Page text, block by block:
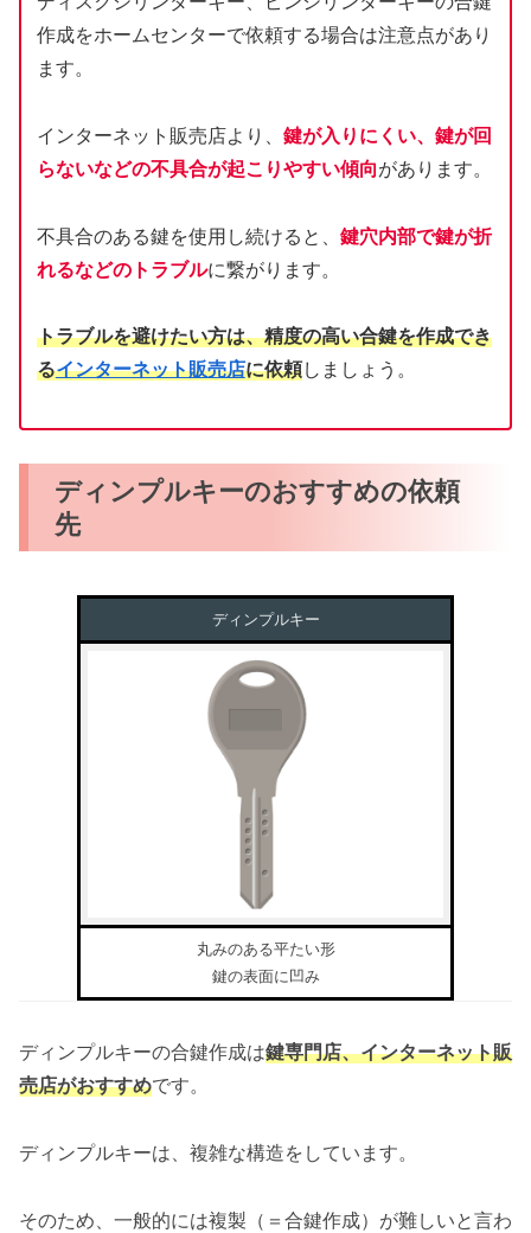
作成をホームセンターで依頼する場合は注意点があり
ます。
インターネット販売店より、 鍵が入りにくい、鍵が回
らないなどの不具合が起こりやすい傾向があります。
不具合のある鍵を使用し続けると、 鍵穴内部で鍵が折
れるなどのトラブルに繋がります。
トラブルを避けたい方は、精度の高い合鍵を作成でき
るインターネット販売店に依頼しましょう。
ディンプルキーのおすすめの依頼
先
ディンプルキー
丸みのある平たい形
鍵の表面に凹み
ディンプルキーの合鍵作成は鍵専門店、インターネット販
売店がおすすめです。
ディンプルキーは、複雑な構造をしています。
そのため、一般的には複製（＝合鍵作成）が難しいと言わ